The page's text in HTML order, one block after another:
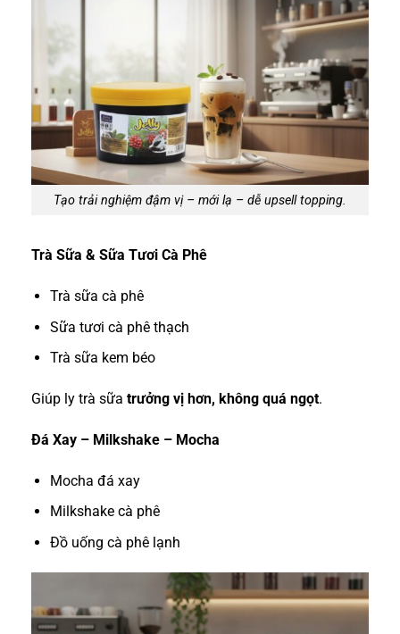
Tạo trải nghiệm đậm vị – mới lạ – dễ upsell topping.
Trà Sữa & Sữa Tươi Cà Phê
Trà sữa cà phê
Sữa tươi cà phê thạch
Trà sữa kem béo
Giúp ly trà sữa trưởng vị hơn, không quá ngọt.
Đá Xay – Milkshake – Mocha
Mocha đá xay
Milkshake cà phê
Đồ uống cà phê lạnh